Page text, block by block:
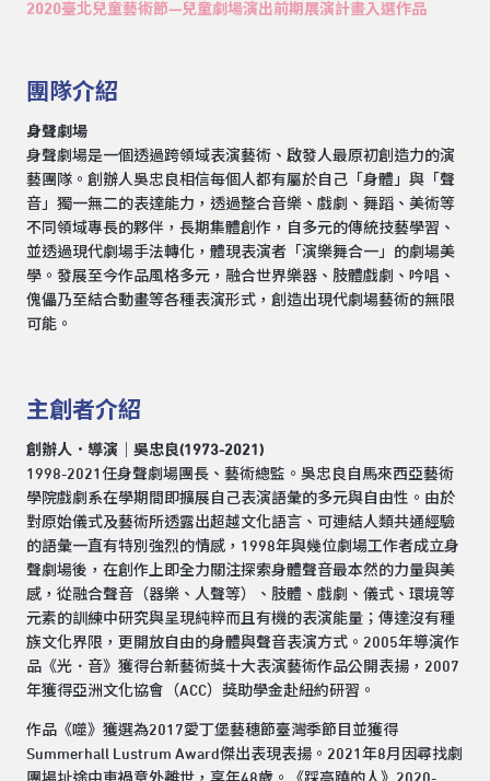
2020臺北兒童藝術節—兒童劇場演出前期展演計畫入選作品
團隊介紹
身聲劇場
身聲劇場是一個透過跨領域表演藝術、啟發人最原初創造力的演
藝團隊。創辦人吳忠良相信每個人都有屬於自己「身體」與「聲
音」獨一無二的表達能力，透過整合音樂、戲劇、舞蹈、美術等
不同領域專長的夥伴，長期集體創作，自多元的傳統技藝學習、
並透過現代劇場手法轉化，體現表演者「演樂舞合一」的劇場美
學。發展至今作品風格多元，融合世界樂器、肢體戲劇、吟唱、
傀儡乃至結合動畫等各種表演形式，創造出現代劇場藝術的無限
可能。
主創者介紹
創辦人．導演｜吳忠良(1973-2021)
1998-2021任身聲劇場團長、藝術總監。吳忠良自馬來西亞藝術
學院戲劇系在學期間即擴展自己表演語彙的多元與自由性。由於
對原始儀式及藝術所透露出超越文化語言、可連結人類共通經驗
的語彙一直有特別強烈的情感，1998年與幾位劇場工作者成立身
聲劇場後，在創作上即全力關注探索身體聲音最本然的力量與美
感，從融合聲音（器樂、人聲等）、肢體、戲劇、儀式、環境等
元素的訓練中研究與呈現純粹而且有機的表演能量；傳達沒有種
族文化界限，更開放自由的身體與聲音表演方式。2005年導演作
品《光．音》獲得台新藝術獎十大表演藝術作品公開表揚，2007
年獲得亞洲文化協會（ACC）獎助學金赴紐約研習。
作品《噬》獲選為2017愛丁堡藝穗節臺灣季節目並獲得
Summerhall Lustrum Award傑出表現表揚。2021年8月因尋找劇